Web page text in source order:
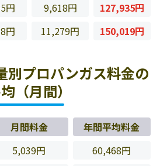
円 9,618円
127,935円
円 11,279円 150,019円
別プロパンガス料金の
（月間）
月間料金
年間平均料金
5,039円
60,468円